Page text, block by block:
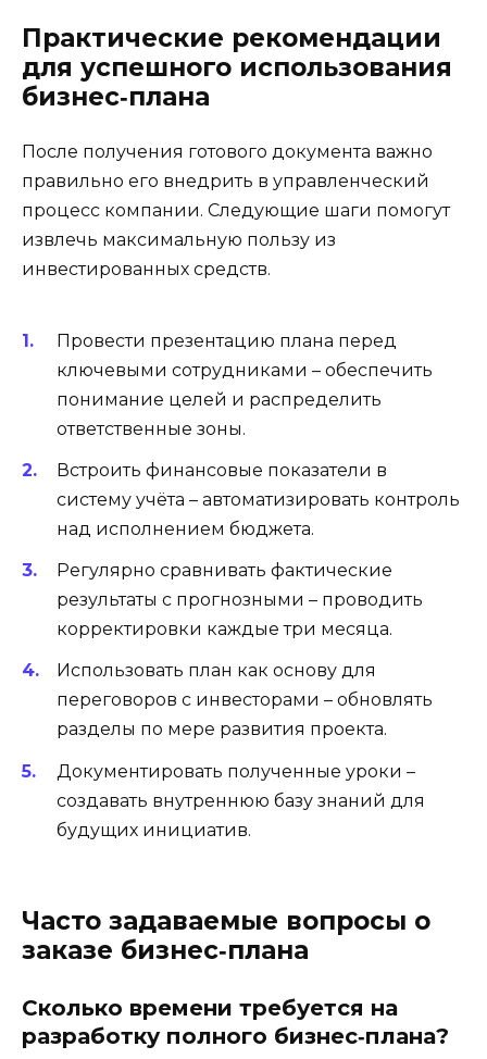
Практические рекомендации
для успешного использования
бизнес‑плана
После получения готового документа важно
правильно его внедрить в управленческий
процесс компании. Следующие шаги помогут
извлечь максимальную пользу из
инвестированных средств.
Провести презентацию плана перед
ключевыми сотрудниками – обеспечить
понимание целей и распределить
ответственные зоны.
Встроить финансовые показатели в
систему учёта – автоматизировать контроль
над исполнением бюджета.
Регулярно сравнивать фактические
результаты с прогнозными – проводить
корректировки каждые три месяца.
Использовать план как основу для
переговоров с инвесторами – обновлять
разделы по мере развития проекта.
Документировать полученные уроки –
создавать внутреннюю базу знаний для
будущих инициатив.
Часто задаваемые вопросы о
заказе бизнес‑плана
Сколько времени требуется на
разработку полного бизнес‑плана?